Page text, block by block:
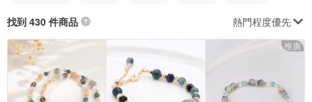
找到 430 件商品 熱門程度優先
推廣